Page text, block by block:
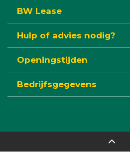
BW Lease
Hulp of advies nodig?
Openingstijden
Bedrijfsgegevens